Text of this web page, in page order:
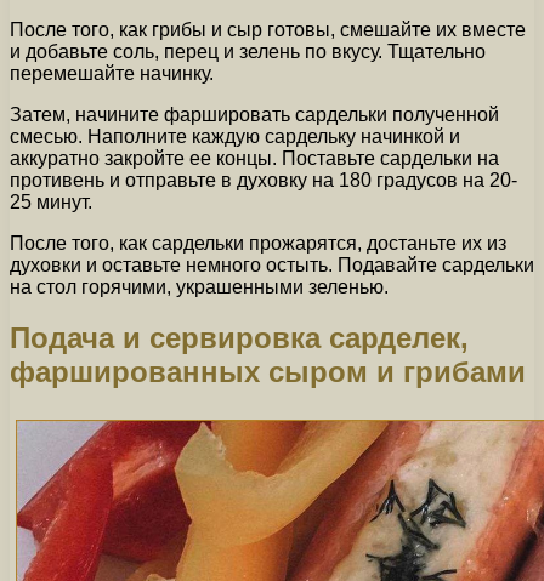
После того, как грибы и сыр готовы, смешайте их вместе
и добавьте соль, перец и зелень по вкусу. Тщательно
перемешайте начинку.
Затем, начините фаршировать сардельки полученной
смесью. Наполните каждую сардельку начинкой и
аккуратно закройте ее концы. Поставьте сардельки на
противень и отправьте в духовку на 180 градусов на 20-
25 минут.
После того, как сардельки прожарятся, достаньте их из
духовки и оставьте немного остыть. Подавайте сардельки
на стол горячими, украшенными зеленью.
Подача и сервировка сарделек,
фаршированных сыром и грибами